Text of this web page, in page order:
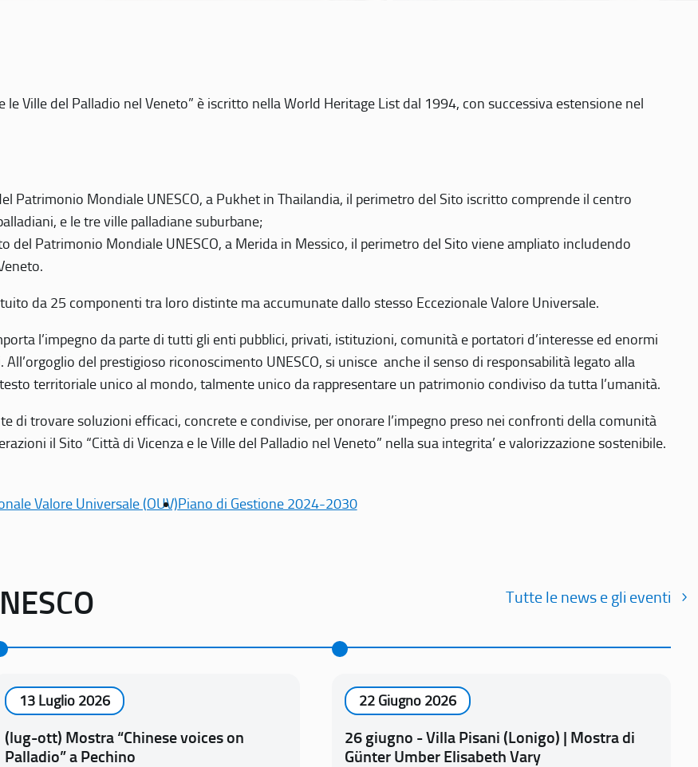
le Ville del Palladio nel Veneto” è iscritto nella World Heritage List dal 1994, con successiva estensione nel
Patrimonio Mondiale UNESCO, a Pukhet in Thailandia, il perimetro del Sito iscritto comprende il centro
e le tre ville palladiane suburbane;
del Patrimonio Mondiale UNESCO, a Merida in Messico, il perimetro del Sito viene ampliato includendo
da 25 componenti tra loro distinte ma accumunate dallo stesso Eccezionale Valore Universale.
l’impegno da parte di tutti gli enti pubblici, privati, istituzioni, comunità e portatori d’interesse ed enormi
del prestigioso riconoscimento UNESCO, si unisce anche il senso di responsabilità legato alla
territoriale unico al mondo, talmente unico da rappresentare un patrimonio condiviso da tutta l’umanità.
di trovare soluzioni efficaci, concrete e condivise, per onorare l’impegno preso nei confronti della comunità
il Sito “Città di Vicenza e le Ville del Palladio nel Veneto” nella sua integrita’ e valorizzazione sostenibile.
Valore Universale (OUV)Piano di Gestione 2024-2030
Tutte le news e gli eventi
13 Luglio 2026
(lug-ott) Mostra “Chinese voices on
Palladio” a Pechino
22 Giugno 2026
26 giugno - Villa Pisani (Lonigo) | Mostra di
Günter Umber Elisabeth Vary